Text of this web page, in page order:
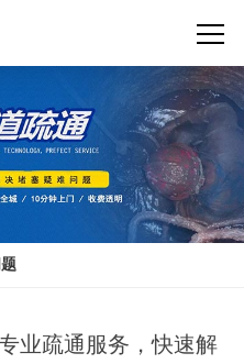
业疏通服务，快速解